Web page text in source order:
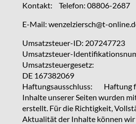
Kontakt: Telefon: 08806-2687
E-Mail: wenzelziersch@t-
Umsatzsteuer-ID: 207247723
Umsatzsteuer-
Umsatzsteuergesetz:
DE 167382069
Haftungsausschluss:
Inhalte unserer Seiten wurden
erstellt. Für die Richtigkeit,
Aktualität der Inhalte können wir